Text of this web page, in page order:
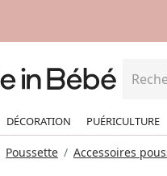
DÉCORATION PUÉRICULTURE
Poussette Accessoires